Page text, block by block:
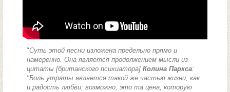
"Суть этой песни изложена предельно прямо и
намеренно. Она является продолжением мысли из
цитаты [британского психиатора] Колина Паркса:
"Боль утраты является такой же частью жизни, как
и радость любви; возможно, это та цена, которую